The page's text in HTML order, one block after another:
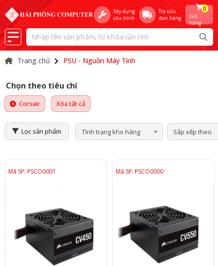
Xây dựng
cấu hình
Tra cứu
đơn hàng
Giỏ
hàng
0
Trang chủ PSU - Nguồn Máy Tính
Chọn theo tiêu chí
Corsair Xóa tất cả
Lọc sản phẩm Tình trạng kho hàng Sắp xếp theo
Mã SP: PSCO0001 Mã SP: PSCO0000